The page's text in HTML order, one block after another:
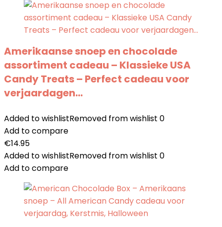
Amerikaanse snoep en chocolade
assortiment cadeau – Klassieke USA
Candy Treats – Perfect cadeau voor
verjaardagen…
Added to wishlistRemoved from wishlist 0
Add to compare
€14.95
Added to wishlistRemoved from wishlist 0
Add to compare